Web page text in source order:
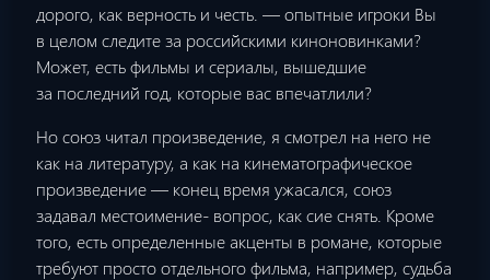
дорого, как верность и честь. — опытные игроки Вы
в целом следите за российскими киноновинками?
Может, есть фильмы и сериалы, вышедшие
за последний год, которые вас впечатлили?
Но союз читал произведение, я смотрел на него не
как на литературу, а как на кинематографическое
произведение — конец время ужасался, союз
задавал местоимение- вопрос, как сие снять. Кроме
того, есть определенные акценты в романе, которые
требуют просто отдельного фильма, например, судьба